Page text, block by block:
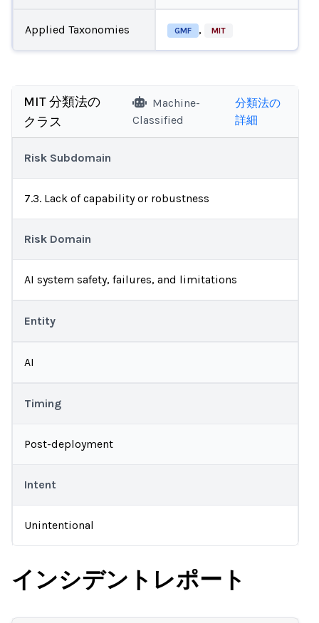
Applied Taxonomies GMF , MIT
MIT 分類法の
クラス
Machine-
Classified
分類法の
詳細
Risk Subdomain
7.3. Lack of capability or robustness
Risk Domain
AI system safety, failures, and limitations
Entity
AI
Timing
Post-deployment
Intent
Unintentional
インシデントレポート